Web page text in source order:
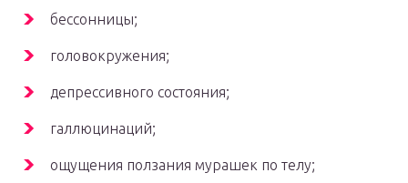
бессонницы;
головокружения;
депрессивного состояния;
галлюцинаций;
ощущения ползания мурашек по телу;